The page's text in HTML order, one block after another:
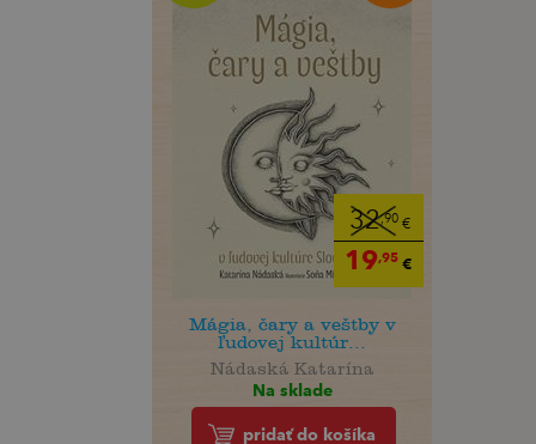
32,90€
19,95€
Mágia, čary a veštby v
ľudovej kultúr...
Nádaská Katarína
Na sklade
pridať do košíka